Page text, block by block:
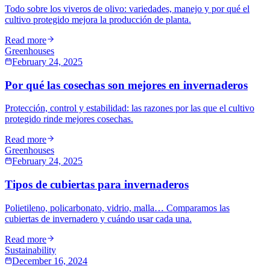
Todo sobre los viveros de olivo: variedades, manejo y por qué el
cultivo protegido mejora la producción de planta.
Read more
Greenhouses
February 24, 2025
Por qué las cosechas son mejores en invernaderos
Protección, control y estabilidad: las razones por las que el cultivo
protegido rinde mejores cosechas.
Read more
Greenhouses
February 24, 2025
Tipos de cubiertas para invernaderos
Polietileno, policarbonato, vidrio, malla… Comparamos las
cubiertas de invernadero y cuándo usar cada una.
Read more
Sustainability
December 16, 2024